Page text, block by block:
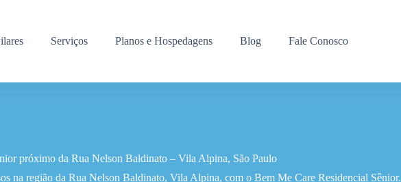
Serviços Planos e Hospedagens Blog Fale Conosco
próximo da Rua Nelson Baldinato – Vila Alpina, São Paulo
na região da Rua Nelson Baldinato, Vila Alpina, com o Bem Me Care Residencial Sênior.